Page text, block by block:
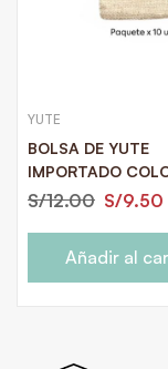
YUTE
BOLSA DE YUTE
IMPORTADO
NATURAL
S/12.00 S/9.50
Añadir al